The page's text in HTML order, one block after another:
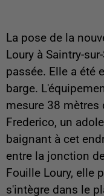
La pose de la
Loury à Saintry-
passée. Elle a été
barge.
mesure 38
Frederico, un
baignant à cet
entre la jonction
Fouille Loury, elle
s'intègre dans le